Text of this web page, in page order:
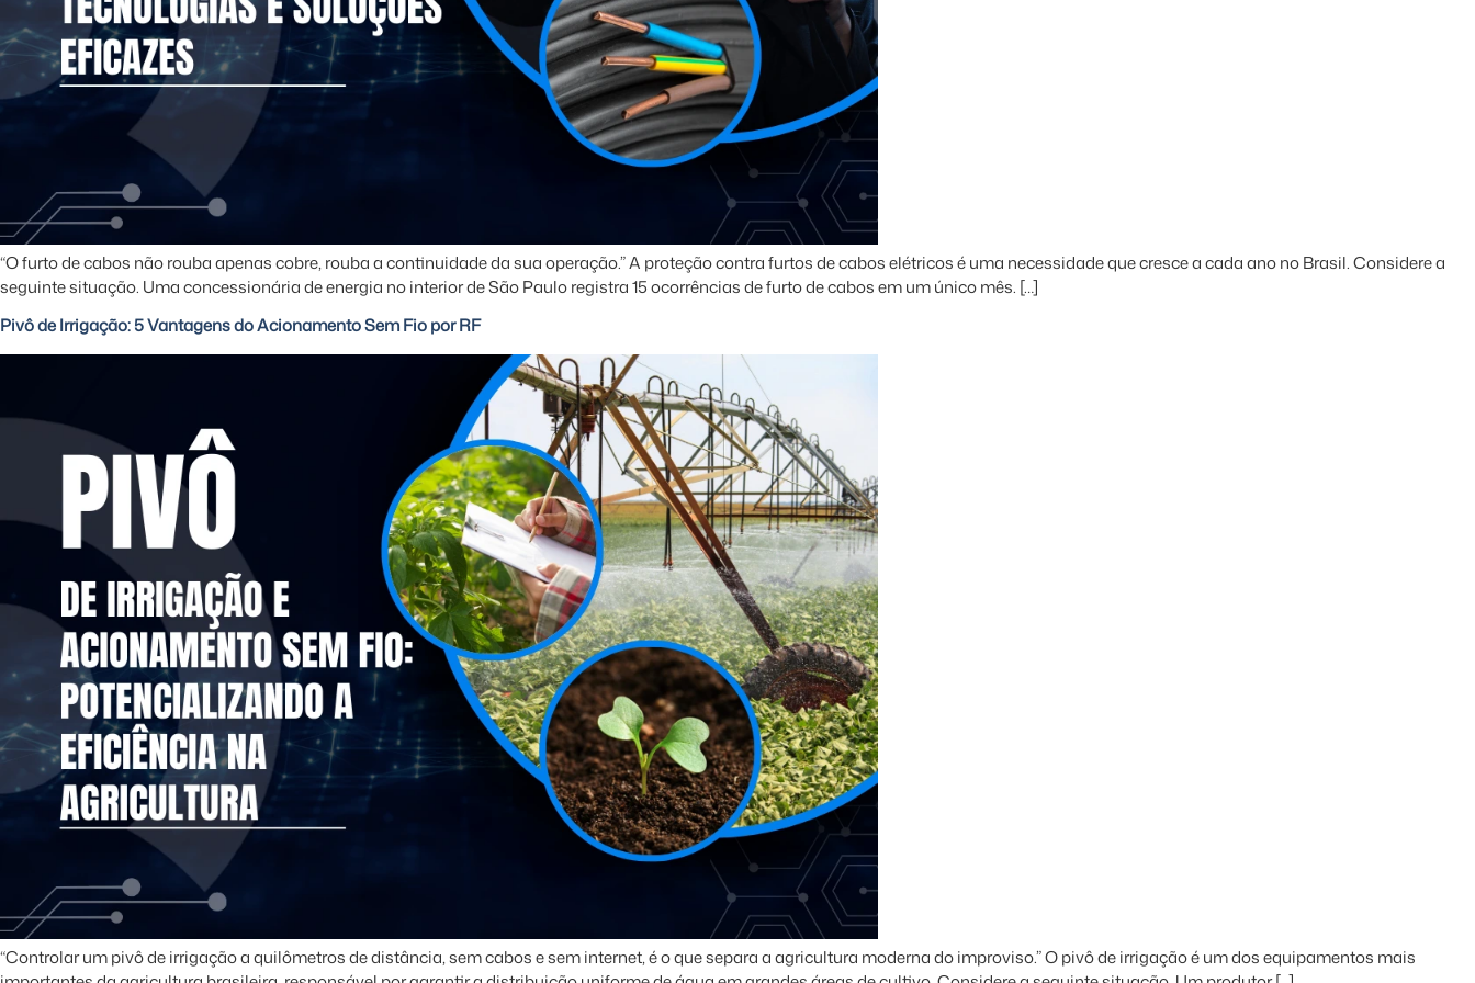
“O furto de cabos não rouba apenas cobre, rouba a continuidade da sua operação.” A proteção contra furtos de cabos elétricos é uma necessidade que cresce a cada ano no Brasil. Considere a
seguinte situação. Uma concessionária de energia no interior de São Paulo registra 15 ocorrências de furto de cabos em um único mês. […]
Pivô de Irrigação: 5 Vantagens do Acionamento Sem Fio por RF
“Controlar um pivô de irrigação a quilômetros de distância, sem cabos e sem internet, é o que separa a agricultura moderna do improviso.” O pivô de irrigação é um dos equipamentos mais